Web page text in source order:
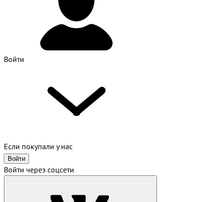
Войти
Если покупали у нас
Войти
Войти через соцсети